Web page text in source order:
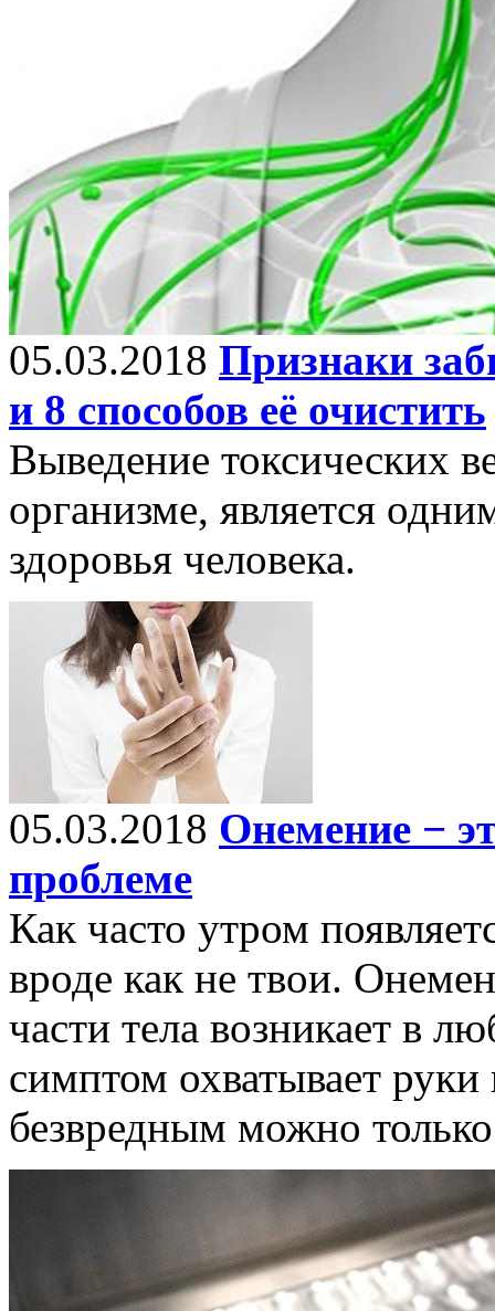
05.03.2018 Признаки
и 8 способов её очистить
Выведение токсических
организме, является
здоровья человека.
05.03.2018 Онемение −
проблеме
Как часто утром
вроде как не твои.
части тела возникает в
симптом охватывает руки
безвредным можно